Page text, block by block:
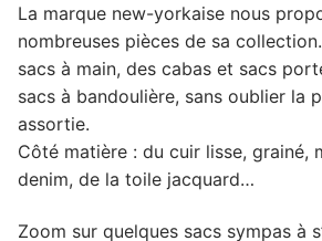
La marque new-yorkaise nous
nombreuses pièces de sa
sacs à main, des cabas et sacs
sacs à bandoulière, sans oublier la
assortie.
Côté matière : du cuir lisse, grainé,
denim, de la toile jacquard…
Zoom sur quelques sacs sympas à